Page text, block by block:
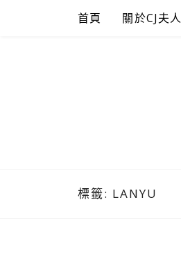
首頁 關於CJ夫人
標籤: LANYU